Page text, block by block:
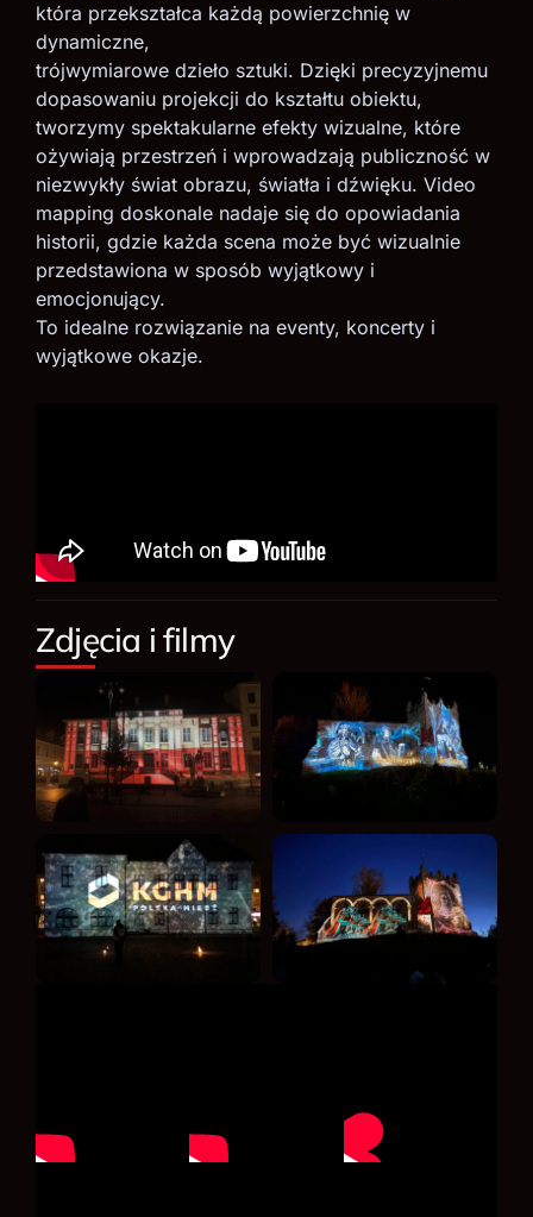
która przekształca każdą powierzchnię w
dynamiczne,
trójwymiarowe dzieło sztuki. Dzięki precyzyjnemu
dopasowaniu projekcji do kształtu obiektu,
tworzymy spektakularne efekty wizualne, które
ożywiają przestrzeń i wprowadzają publiczność w
niezwykły świat obrazu, światła i dźwięku. Video
mapping doskonale nadaje się do opowiadania
historii, gdzie każda scena może być wizualnie
przedstawiona w sposób wyjątkowy i
emocjonujący.
To idealne rozwiązanie na eventy, koncerty i
wyjątkowe okazje.
Zdjęcia i filmy